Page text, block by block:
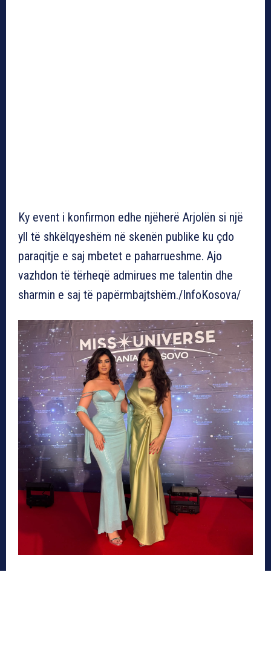
Ky event i konfirmon edhe njëherë Arjolën si një
yll të shkëlqyeshëm në skenën publike ku çdo
paraqitje e saj mbetet e paharrueshme. Ajo
vazhdon të tërheqë admirues me talentin dhe
sharmin e saj të papërmbajtshëm./InfoKosova/